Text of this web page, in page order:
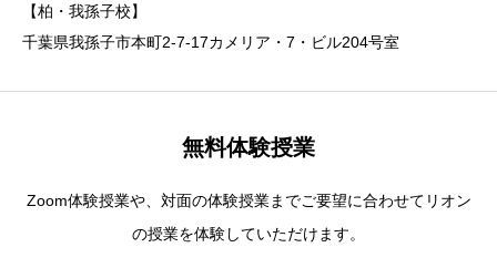
【柏・我孫子校】
千葉県我孫子市本町2-7-17カメリア・7・ビル204号室
無料体験授業
Zoom体験授業や、対面の体験授業までご要望に合わせてリオン
の授業を体験していただけます。